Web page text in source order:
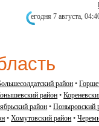
егодня 7 августа,
район •
район •
район •Поныровский
•Хомутовский район •